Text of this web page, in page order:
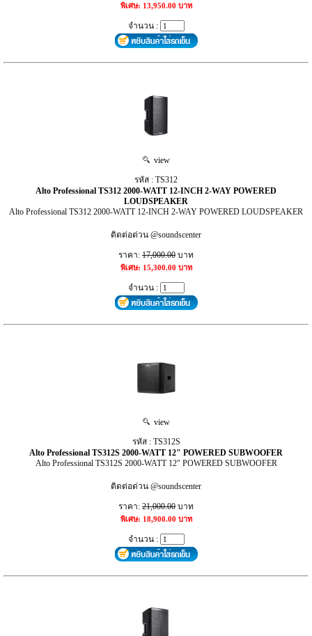
พิเศษ: 13,950.00 บาท
จำนวน :
view
รหัส : TS312
Alto Professional TS312 2000-WATT 12-INCH 2-WAY POWERED
LOUDSPEAKER
Alto Professional TS312 2000-WATT 12-INCH 2-WAY POWERED LOUDSPEAKER
ติดต่อด่วน @soundscenter
ราคา: 17,000.00 บาท
พิเศษ: 15,300.00 บาท
จำนวน :
view
รหัส : TS312S
Alto Professional TS312S 2000-WATT 12" POWERED SUBWOOFER
Alto Professional TS312S 2000-WATT 12" POWERED SUBWOOFER
ติดต่อด่วน @soundscenter
ราคา: 21,000.00 บาท
พิเศษ: 18,900.00 บาท
จำนวน :